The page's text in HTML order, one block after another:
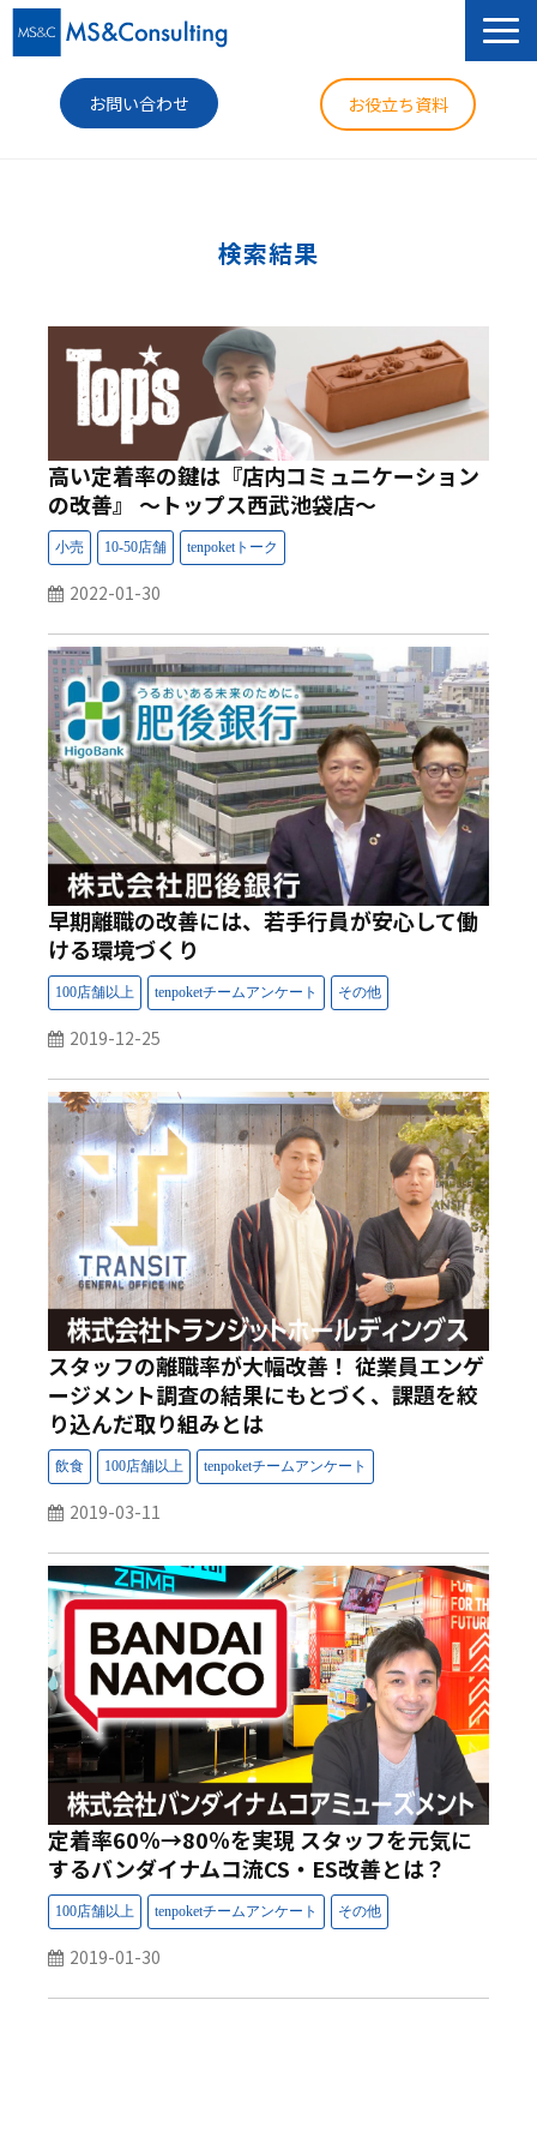
お問い合わせ お役立ち資料
コラム
ニュース
企業情報
検索結果
高い定着率の鍵は『店内コミュニケーション
の改善』 ～トップス西武池袋店～
2022-01-30
早期離職の改善には、若手行員が安心して働
ける環境づくり
2019-12-25
スタッフの離職率が大幅改善！ 従業員エンゲ
ージメント調査の結果にもとづく、課題を絞
り込んだ取り組みとは
2019-03-11
定着率60％→80％を実現 スタッフを元気に
するバンダイナムコ流CS・ES改善とは？
2019-01-30